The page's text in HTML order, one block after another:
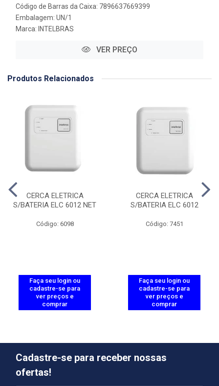
Código de Barras da Caixa: 7896637669399
Embalagem: UN/1
Marca: INTELBRAS
VER PREÇO
Produtos Relacionados
CERCA ELETRICA
S/BATERIA ELC 6012 NET
Código: 6098
Faça seu login ou
cadastre-se para
ver preços e
comprar
CERCA ELETRICA
S/BATERIA ELC 6012
Código: 7451
Faça seu login ou
cadastre-se para
ver preços e
comprar
Cadastre-se para receber nossas
ofertas!